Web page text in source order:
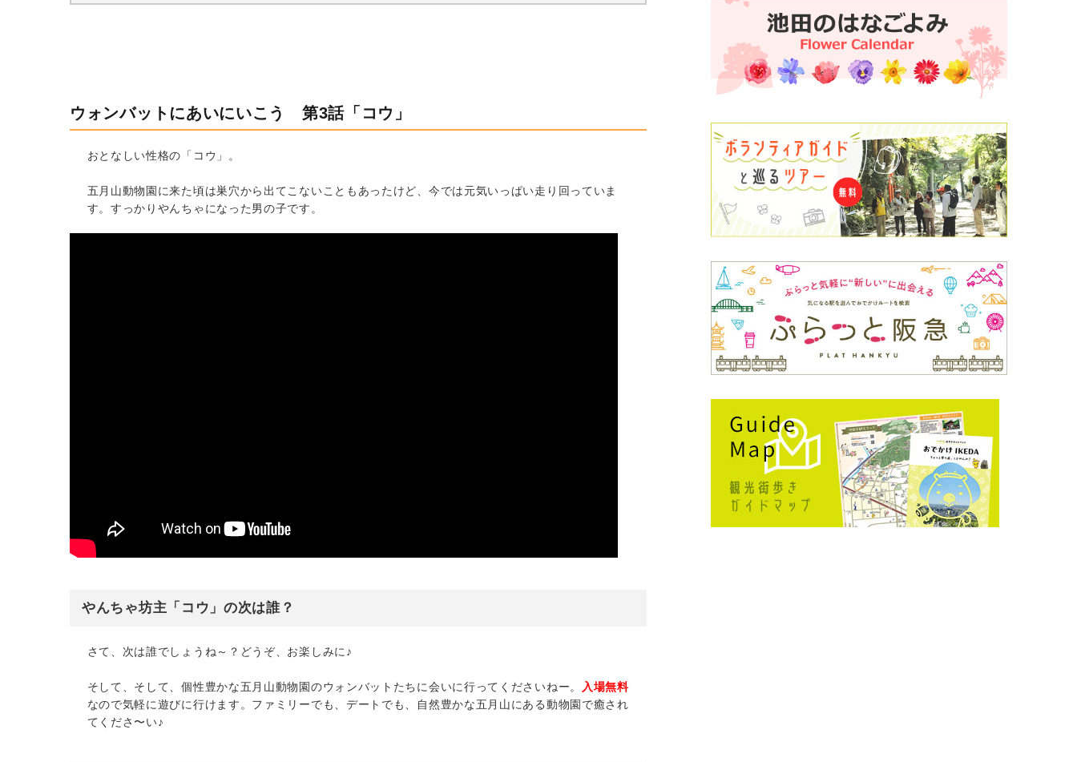
ウォンバットにあいにいこう 第3話「コウ」
おとなしい性格の「コウ」。
五月山動物園に来た頃は巣穴から出てこないこともあったけど、今では元気いっぱい走り回っていま
す。すっかりやんちゃになった男の子です。
やんちゃ坊主「コウ」の次は誰？
さて、次は誰でしょうね～？どうぞ、お楽しみに♪
そして、そして、個性豊かな五月山動物園のウォンバットたちに会いに行ってくださいねー。
入場無料
なので気軽に遊びに行けます。ファミリーでも、デートでも、自然豊かな五月山にある動物園で癒され
てくださ〜い♪